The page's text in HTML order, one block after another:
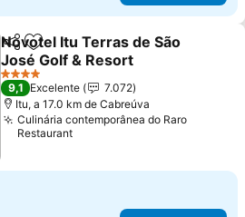
PartilharAdicionar aos favoritos
Novotel Itu Terras de São
José Golf & Resort
4 Estrelas
9,1 Excelente
7.072
Itu, a 17.0 km de Cabreúva
Culinária contemporânea do Raro
Restaurant